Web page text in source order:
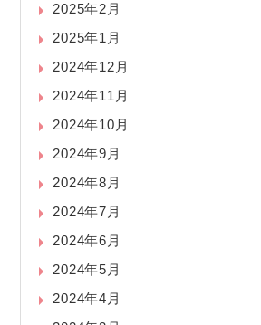
2025年2月
2025年1月
2024年12月
2024年11月
2024年10月
2024年9月
2024年8月
2024年7月
2024年6月
2024年5月
2024年4月